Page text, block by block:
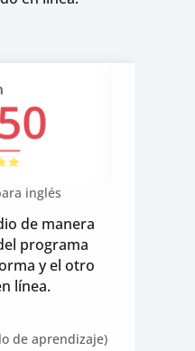
inglés
de manera
programa
y el otro
línea.
de aprendizaje)